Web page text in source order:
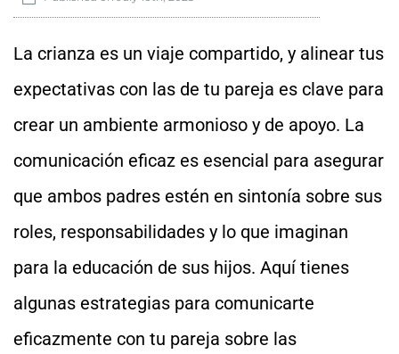
La crianza es un viaje compartido, y alinear tus
expectativas con las de tu pareja es clave para
crear un ambiente armonioso y de apoyo. La
comunicación eficaz es esencial para asegurar
que ambos padres estén en sintonía sobre sus
roles, responsabilidades y lo que imaginan
para la educación de sus hijos. Aquí tienes
algunas estrategias para comunicarte
eficazmente con tu pareja sobre las